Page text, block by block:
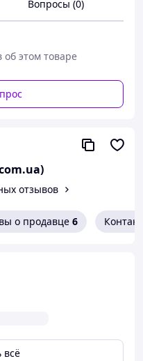
проводов и
объектах.
мм²
кг
кейсе с полным
Вопросы (0)
этом товаре
отзывов
о продавце 6
всё